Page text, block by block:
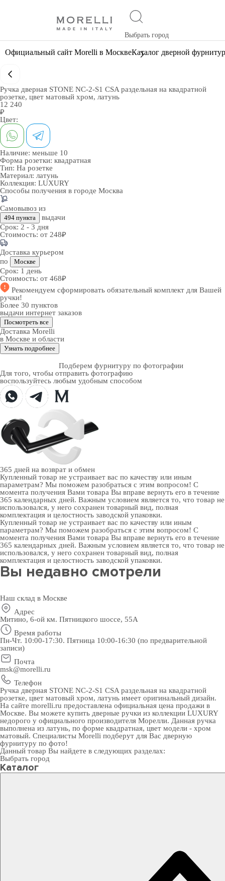
Выбрать город
Официальный сайт Morelli в МосквеКаталог дверной
Ручка дверная STONE NC-2-S1 CSA раздельная на квадратной
розетке, цвет матовый хром, латунь
12 240
₽
Цвет:
Наличие: меньше 10
Форма розетки: квадратная
Тип: На розетке
Материал: латунь
Коллекция: LUXURY
Способы получения в городе Москва
Самовывоз из
494 пункта
выдачи
Срок: 2 - 3 дня
Стоимость: от 248₽
Доставка курьером
по
Москве
Срок: 1 день
Стоимость: от 468₽
Рекомендуем сформировать обязательный комплект для Вашей
ручки!
Более 30 пунктов
выдачи интернет заказов
Посмотреть все
Доставка Morelli
в Москве и области
Узнать подробнее
Подберем фурнитуру по фотографии
Для того, чтобы отправить фотографию
воспользуйтесь любым удобным способом
365 дней на возврат и обмен
Купленный товар не устраивает вас по качеству или иным
параметрам? Мы поможем разобраться с этим вопросом! С
момента получения Вами товара Вы вправе вернуть его в течение
365 календарных дней. Важным условием является то, что товар не
использовался, у него сохранен товарный вид, полная
комплектация и целостность заводской упаковки.
Купленный товар не устраивает вас по качеству или иным
параметрам? Мы поможем разобраться с этим вопросом! С
момента получения Вами товара Вы вправе вернуть его в течение
365 календарных дней. Важным условием является то, что товар не
использовался, у него сохранен товарный вид, полная
комплектация и целостность заводской упаковки.
Вы недавно смотрели
Наш склад в Москве
Адрес
Митино, 6-ой км. Пятницкого шоссе, 55А
Время работы
Пн-Чт. 10:00-17:30. Пятница 10:00-16:30 (по предварительной
записи)
Почта
msk@morelli.ru
Телефон
Ручка дверная STONE NC-2-S1 CSA раздельная на квадратной
розетке, цвет матовый хром, латунь имеет оригинальный дизайн.
На сайте morelli.ru предоставлена официальная цена продажи в
Москве. Вы можете купить дверные ручки из коллекции LUXURY
недорого у официального производителя Морелли. Данная ручка
выполнена из латунь, по форме квадратная, цвет модели - хром
матовый. Специалисты Morelli подберут для Вас дверную
фурнитуру по фото!
Данный товар Вы найдете в следующих разделах:
Выбрать город
Каталог